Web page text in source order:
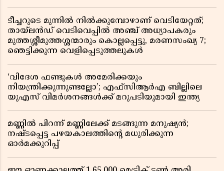
ടീച്ചറുടെ മുന്നിൽ നിൽക്കുമ്പോഴാണ് വെടിയേറ്റത്;
തായ്‌ലൻഡ് വെടിവെപ്പിൽ അഞ്ച് അധ്യാപകരും
മുത്തശ്ശീമുത്തശ്ശന്മാരും കൊല്ലപ്പെട്ടു, മരണസംഖ്യ 7;
ഞെട്ടിക്കുന്ന വെളിപ്പെടുത്തലുകൾ
‘വിദേശ ഫണ്ടുകൾ അമേരിക്കയും
നിയന്ത്രിക്കുന്നുണ്ടല്ലോ’; എഫ്സിആർഎ ബില്ലിലെ
യുഎസ് വിമർശനങ്ങൾക്ക് മറുപടിയുമായി ഇന്ത്യ
മണ്ണിൽ പിറന്ന് മണ്ണിലേക്ക് മടങ്ങുന്ന മനുഷ്യൻ;
നഷ്ടപ്പെട്ട പഴയകാലത്തിൻ്റെ മധുരിക്കുന്ന
ഓർമക്കുറിപ്പ്